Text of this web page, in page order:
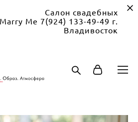
свадебных
Me 7(924) 133-49-49 г.
Владивосток